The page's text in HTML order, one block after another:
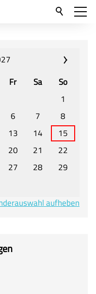
Fr Sa
So
1
6 7
8
13 14
15
20 21
22
27 28
29
aufheben